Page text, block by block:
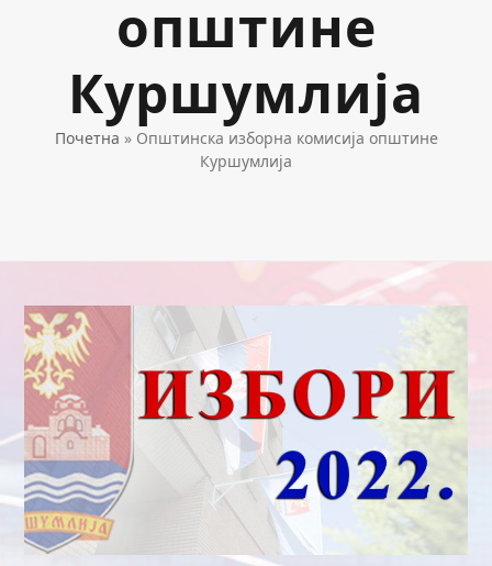
општине
Куршумлија
Почетна » Општинска изборна комисија општине
Куршумлија